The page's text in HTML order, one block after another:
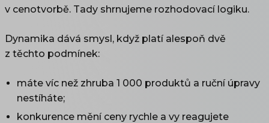
v cenotvorbě. Tady shrnujeme rozhodovací logiku.
Dynamika dává smysl, když platí alespoň dvě
z těchto podmínek:
máte víc než zhruba 1 000 produktů a ruční úpravy
nestíháte;
konkurence mění ceny rychle a vy reagujete